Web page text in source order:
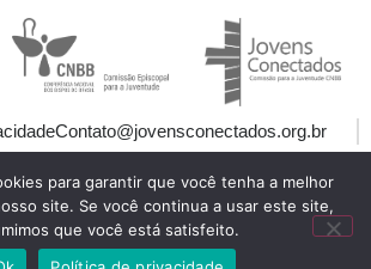
Contato@jovensconectados.org.br
para garantir que você tenha a melhor
site. Se você continua a usar este site,
que você está satisfeito.